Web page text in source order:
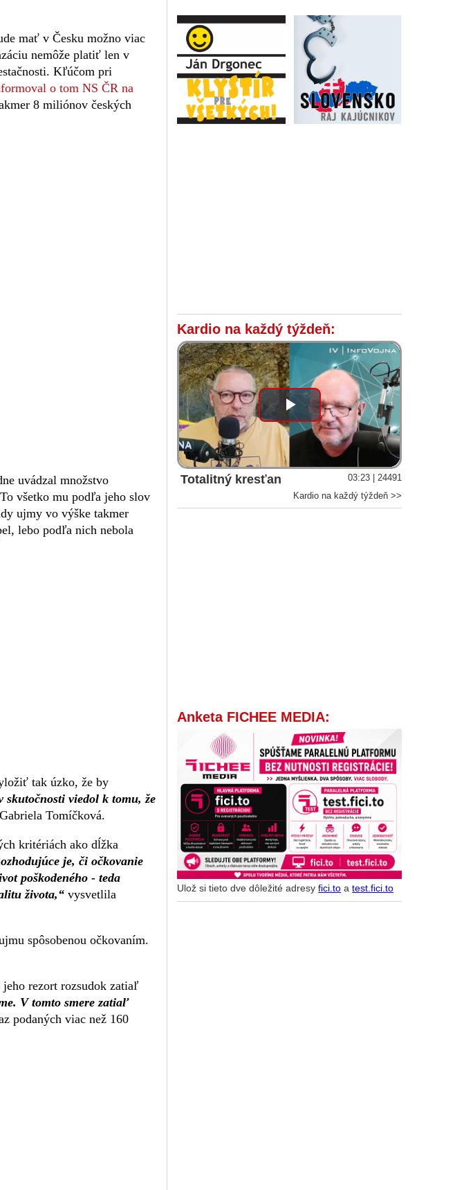
mať v Česku možno viac
nemôže platiť len v
Kľúčom pri
o tom NS ČR na
8 miliónov českých
uvádzal množstvo
všetko mu podľa jeho slov
ujmy vo výške takmer
lebo podľa nich nebola
tak úzko, že by
skutočnosti viedol k tomu, že
Tomíčková.
kritériách ako dĺžka
je, či očkovanie
poškodeného - teda
života,“ vysvetlila
spôsobenou očkovaním.
rezort rozsudok zatiaľ
V tomto smere zatiaľ
podaných viac než 160
Kardio na každý týždeň:
Play
Video
Totalitný kresťan
03:23 | 24491
Kardio na každý týždeň >>
Anketa FICHEE MEDIA:
Ulož si tieto dve dôležité adresyfici.to atest.fici.to